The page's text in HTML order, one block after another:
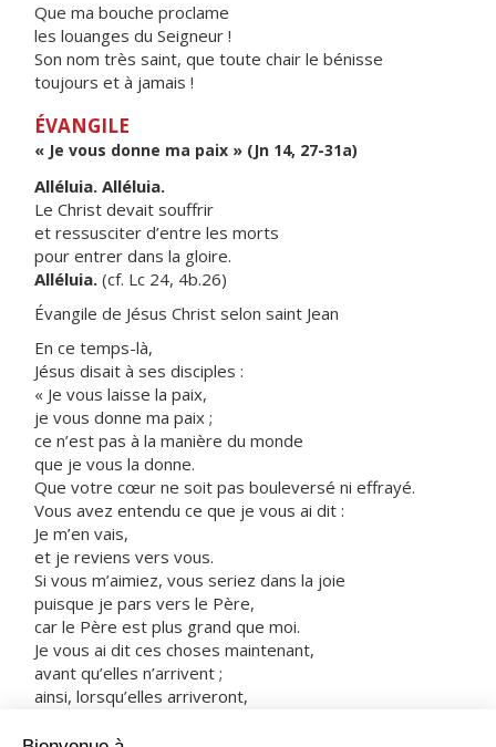
Que ma bouche proclame
les louanges du Seigneur !
Son nom très saint, que toute chair le bénisse
toujours et à jamais !
ÉVANGILE
« Je vous donne ma paix » (Jn 14, 27-31a)
Alléluia. Alléluia.
Le Christ devait souffrir
et ressusciter d’entre les morts
pour entrer dans la gloire.
Alléluia. (cf. Lc 24, 4b.26)
Évangile de Jésus Christ selon saint Jean
En ce temps-là,
Jésus disait à ses disciples :
« Je vous laisse la paix,
je vous donne ma paix ;
ce n’est pas à la manière du monde
que je vous la donne.
Que votre cœur ne soit pas bouleversé ni effrayé.
Vous avez entendu ce que je vous ai dit :
Je m’en vais,
et je reviens vers vous.
Si vous m’aimiez, vous seriez dans la joie
puisque je pars vers le Père,
car le Père est plus grand que moi.
Je vous ai dit ces choses maintenant,
avant qu’elles n’arrivent ;
ainsi, lorsqu’elles arriveront,
Désormais, je ne parlerai plus beaucoup avec vous,